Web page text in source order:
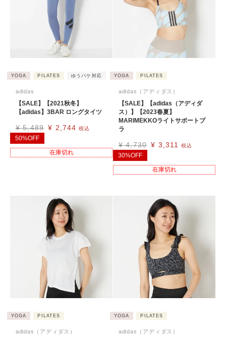
YOGA PILATES ゆうパケ対応
adidas
【SALE】【2021秋冬】
【adidas】3BAR ロングタイツ
¥ 5,489 ¥ 2,744 税込
50%OFF
在庫切れ
YOGA PILATES
adidas（アディダス）
【SALE】【adidas（アディダ
ス）】【2023春夏】
MARIMEKKOライトサポートブ
ラ
¥ 4,730 ¥ 3,311 税込
30%OFF
在庫切れ
YOGA PILATES
adidas（アディダス）
YOGA PILATES
adidas（アディダス）